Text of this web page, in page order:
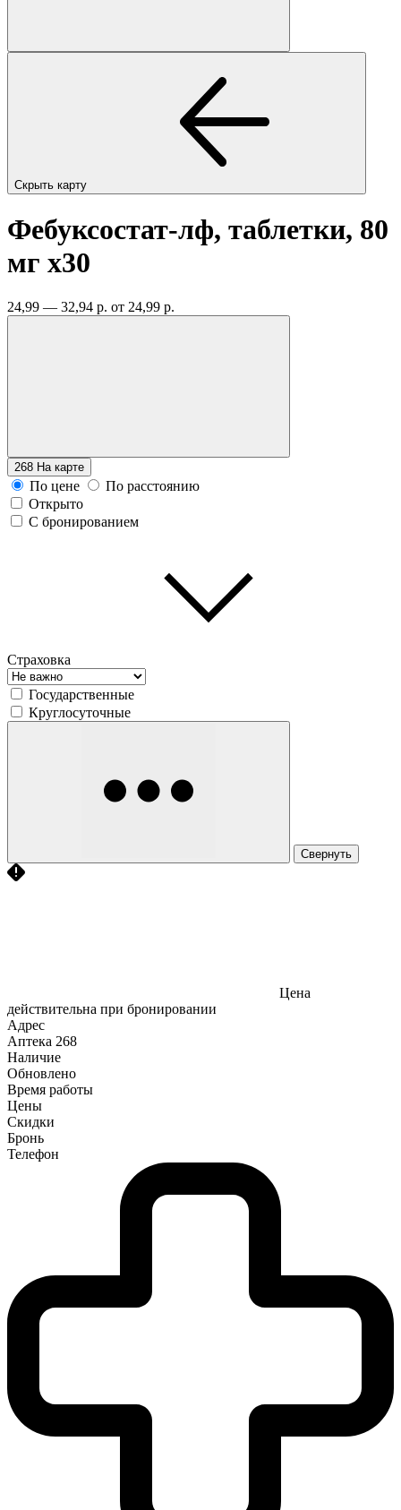
Скрыть карту
Фебуксостат-лф, таблетки, 80
мг x30
24,99 — 32,94 р. от 24,99 р.
268 На карте
По цене
По расстоянию
Открыто
С бронированием
Страховка
Государственные
Круглосуточные
Свернуть
Цена
действительна при бронировании
Адрес
Аптека 268
Наличие
Обновлено
Время работы
Цены
Скидки
Бронь
Телефон